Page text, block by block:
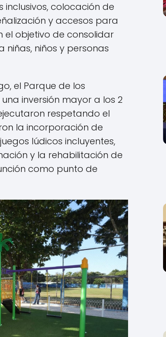
colocación de
y accesos para
objetivo de consolidar
niñas, niños y personas
el Parque de los
inversión mayor a los 2
respetando el
la incorporación de
lúdicos incluyentes,
y la rehabilitación de
como punto de